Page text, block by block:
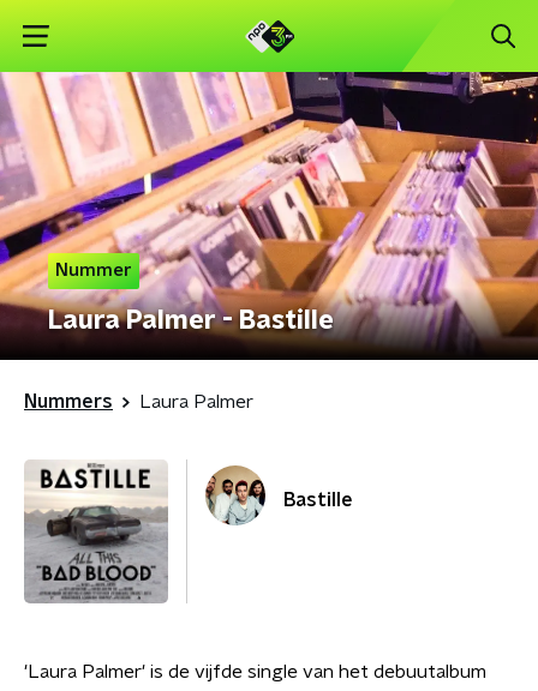
Nummer
Laura Palmer - Bastille
Nummers Laura Palmer
Bastille
'Laura Palmer' is de vijfde single van het debuutalbum